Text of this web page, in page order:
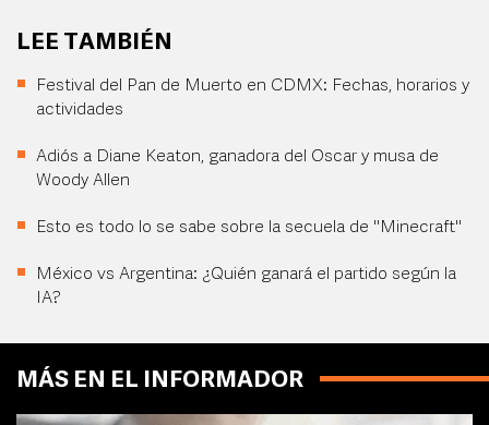
LEE TAMBIÉN
Festival del Pan de Muerto en CDMX: Fechas, horarios y
actividades
Adiós a Diane Keaton, ganadora del Oscar y musa de
Woody Allen
Esto es todo lo se sabe sobre la secuela de "Minecraft"
México vs Argentina: ¿Quién ganará el partido según la
IA?
MÁS EN EL INFORMADOR